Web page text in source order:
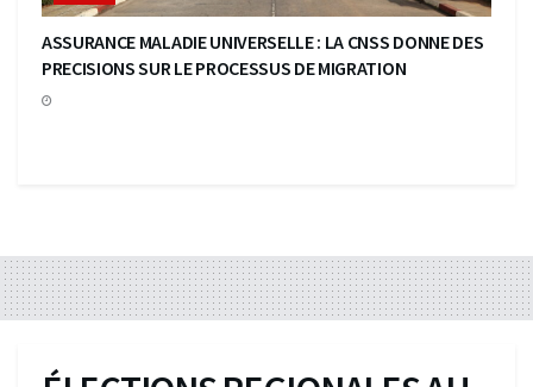
ASSURANCE MALADIE UNIVERSELLE : LA CNSS DONNE DES
PRECISIONS SUR LE PROCESSUS DE MIGRATION